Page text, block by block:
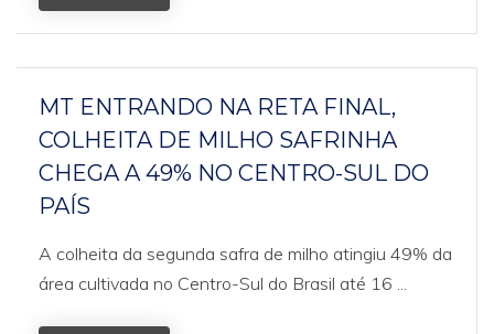
MT ENTRANDO NA RETA FINAL,
COLHEITA DE MILHO SAFRINHA
CHEGA A 49% NO CENTRO-SUL DO
PAÍS
A colheita da segunda safra de milho atingiu 49% da
área cultivada no Centro-Sul do Brasil até 16 ...